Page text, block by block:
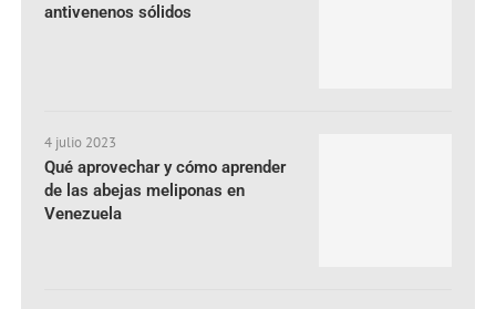
antivenenos sólidos
4 julio 2023
Qué aprovechar y cómo aprender
de las abejas meliponas en
Venezuela